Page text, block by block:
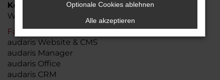
Konzept | Design | Webdesign
Website-Template by audaris.de
Fahrzeugverwaltung| DMS
audaris Website & CMS
audaris Manager
audaris Office
audaris CRM
Optionale Cookies ablehnen
Alle akzeptieren